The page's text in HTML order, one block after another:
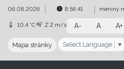
Preskočiť na obsah
Preskočiť na hlavné menu
06.08.2026 8:56:42 meniny
10.4 °C Z 2 m/s A- A A+
Mapa stránky Select Language ▼